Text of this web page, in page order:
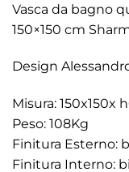
Vasca da bagno
150×150 cm
Design
Misura: 150x150x
Peso: 108Kg
Finitura Esterno:
Finitura Interno: